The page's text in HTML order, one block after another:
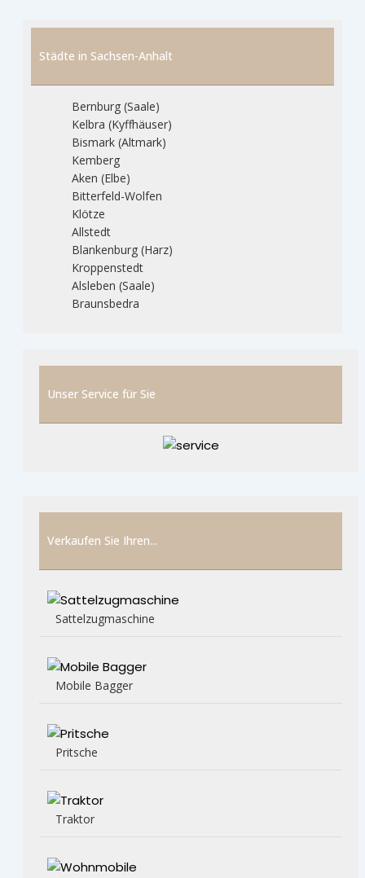
Städte in Sachsen-Anhalt
Bernburg (Saale)
Kelbra (Kyffhäuser)
Bismark (Altmark)
Kemberg
Aken (Elbe)
Bitterfeld-Wolfen
Klötze
Allstedt
Blankenburg (Harz)
Kroppenstedt
Alsleben (Saale)
Braunsbedra
Unser Service für Sie
Verkaufen Sie Ihren...
Sattelzugmaschine
Mobile Bagger
Pritsche
Traktor